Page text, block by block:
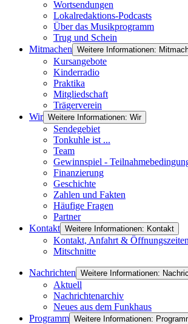
Wortsendungen
Lokalredaktions-Podcasts
Über das Musikprogramm
Trug und Schein
Mitmachen Weitere Informationen:
Kursangebote
Kinderradio
Praktika
Mitgliedschaft
Trägerverein
Wir Weitere Informationen: Wir
Sendegebiet
Tonkuhle ist ...
Team
Gewinnspiel -
Finanzierung
Geschichte
Zahlen und Fakten
Häufige Fragen
Partner
Kontakt Weitere Informationen: Kontakt
Kontakt, Anfahrt & Öffnungszeiten
Mitschnitte
Nachrichten Weitere Informationen:
Aktuell
Nachrichtenarchiv
Neues aus dem Funkhaus
Programm Weitere Informationen: